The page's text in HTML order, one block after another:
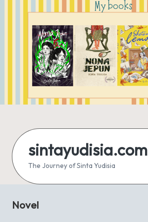
sintayudisia.com
The Journey of Sinta Yudisia
Novel